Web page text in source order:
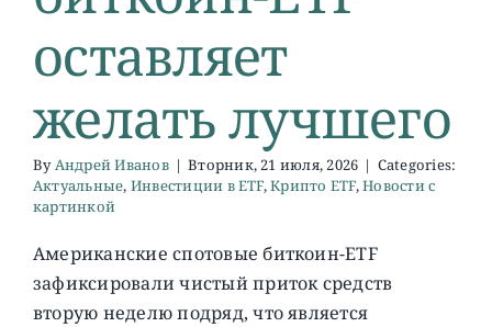
оставляет
желать лучшего
ByАндрей Иванов | Вторник, 21 июля, 2026 | Categories:
Актуальные, Инвестиции в ETF,Крипто ETF,Новости с
картинкой
Американские спотовые биткоин-ETF
зафиксировали чистый приток средств
вторую неделю подряд, что является